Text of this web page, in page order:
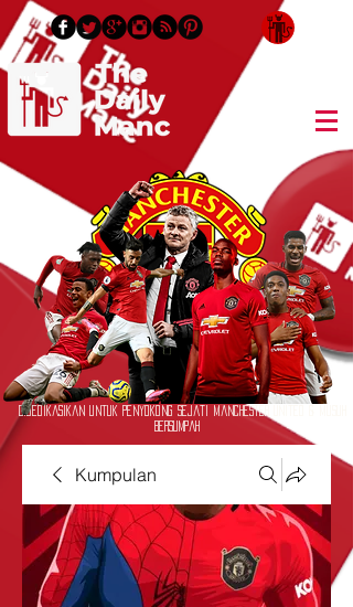
Didedikasikan untuk Penyokong Sejati Manchester United & Musuh
Bersumpah
Kumpulan